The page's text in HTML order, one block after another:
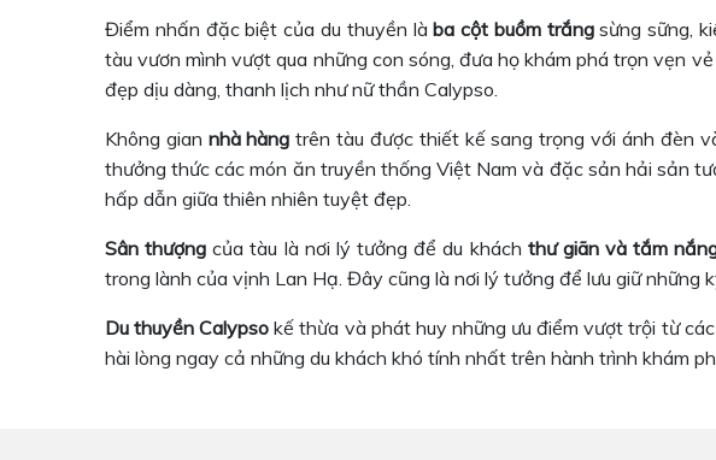
Điểm nhấn đặc biệt của du thuyền làba cột buồm trắngsừng sững,
tàu vươn mình vượt qua những con sóng, đưa họ khám phá trọn vẹn
đẹp dịu dàng, thanh lịch như nữ thần Calypso.
Không gian nhà hàng trên tàu được thiết kế sang trọng với ánh đèn
thưởng thức các món ăn truyền thống Việt Nam và đặc sản hải sản
hấp dẫn giữa thiên nhiên tuyệt đẹp.
Sân thượngcủa tàu là nơi lý tưởng để du khách thư giãn và tắm
trong lành của vịnh Lan Hạ. Đây cũng là nơi lý tưởng để lưu giữ những
Du thuyền Calypso kế thừa và phát huy những ưu điểm vượt trội từ
hài lòng ngay cả những du khách khó tính nhất trên hành trình khám